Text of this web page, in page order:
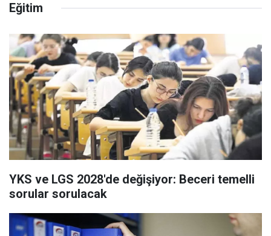
Eğitim
YKS ve LGS 2028'de değişiyor: Beceri temelli
sorular sorulacak